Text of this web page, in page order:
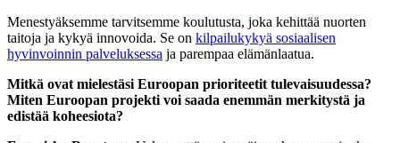
Menestyäksemme tarvitsemme koulutusta, joka kehittää nuorten
taitoja ja kykyä innovoida. Se on kilpailukykyä sosiaalisen
hyvinvoinnin palveluksessa ja parempaa elämänlaatua.
Mitkä ovat mielestäsi Euroopan prioriteetit tulevaisuudessa?
Miten Euroopan projekti voi saada enemmän merkitystä ja
edistää koheesiota?